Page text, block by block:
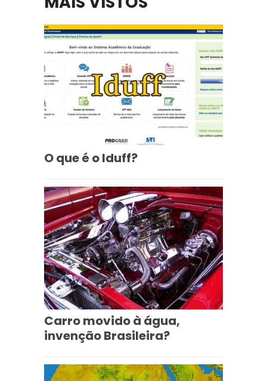
O que é o Iduff?
Carro movido à água,
invenção Brasileira?